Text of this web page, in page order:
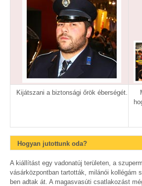
Kijátszani a biztonsági őrök éberségét.
Hogyan jutottunk oda?
A kiállítást egy vadonatúj területen, a
vásárközpontban tartották, milánói kollégám
ben adtak át. A magasvasúti csatlakozást